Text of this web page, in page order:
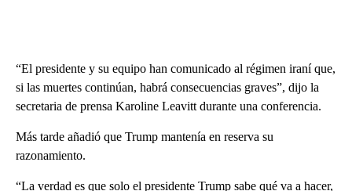
“El presidente y su equipo han comunicado al régimen iraní que,
si las muertes continúan, habrá consecuencias graves”, dijo la
secretaria de prensa Karoline Leavitt durante una conferencia.
Más tarde añadió que Trump mantenía en reserva su
razonamiento.
“La verdad es que solo el presidente Trump sabe qué va a hacer,